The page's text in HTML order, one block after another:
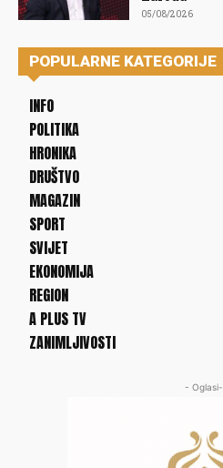
05/08/2026
POPULARNE KATEGORIJE
INFO
POLITIKA
HRONIKA
DRUŠTVO
MAGAZIN
SPORT
SVIJET
EKONOMIJA
REGION
A PLUS TV
ZANIMLJIVOSTI
- Oglasi-